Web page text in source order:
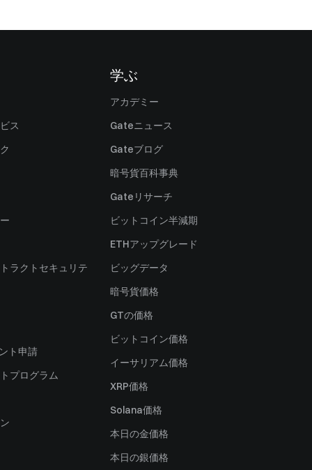
ス
ラクトセキュリテ
ト申請
プログラム
学ぶ
アカデミー
Gateニュース
Gateブログ
暗号貨百科事典
Gateリサーチ
ビットコイン半減期
ETHアップグレード
ビッグデータ
暗号貨価格
GTの価格
ビットコイン価格
イーサリアム価格
XRP価格
Solana価格
本日の金価格
本日の銀価格